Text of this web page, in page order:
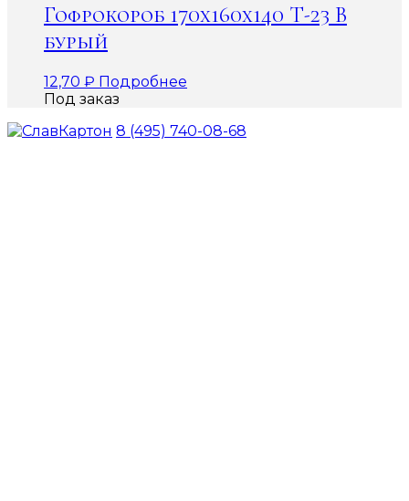
Гофрокороб 170х160х140 Т-23 В
бурый
12,70 ₽ Подробнее
Под заказ
8 (495) 740-08-68